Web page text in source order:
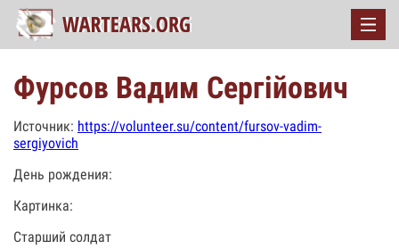
Фурсов Вадим Сергійович
Источник: https://volunteer.su/content/fursov-vadim-
sergiyovich
День рождения:
Картинка:
Старший солдат